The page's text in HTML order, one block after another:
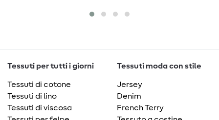
Tessuti per tutti i giorni
Tessuti di cotone
Tessuti di lino
Tessuti di viscosa
Tessuti moda con stile
Jersey
Denim
French Terry